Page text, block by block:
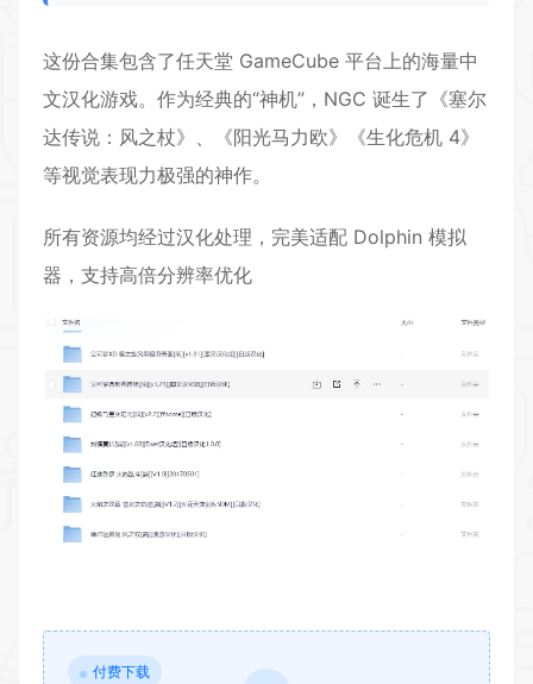
这份合集包含了任天堂 GameCube 平台上的海量中
文汉化游戏。作为经典的“神机”，NGC 诞生了《塞尔
达传说：风之杖》、《阳光马力欧》《生化危机 4》
等视觉表现力极强的神作。
所有资源均经过汉化处理，完美适配 Dolphin 模拟
器，支持高倍分辨率优化
付费下载